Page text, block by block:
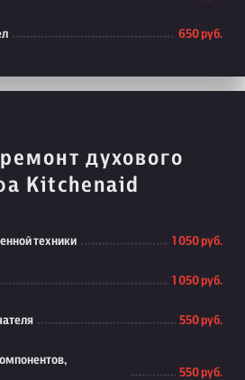
650 руб.
духового
Kitchenaid
техники 1 050 руб.
1 050 руб.
550 руб.
550 руб.